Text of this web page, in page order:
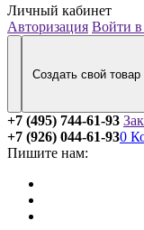
Личный кабинет
Авторизация Войти в
Создать свой товар
+7 (495) 744-61-93
+7 (926) 044-61-93
Пишите нам:
0